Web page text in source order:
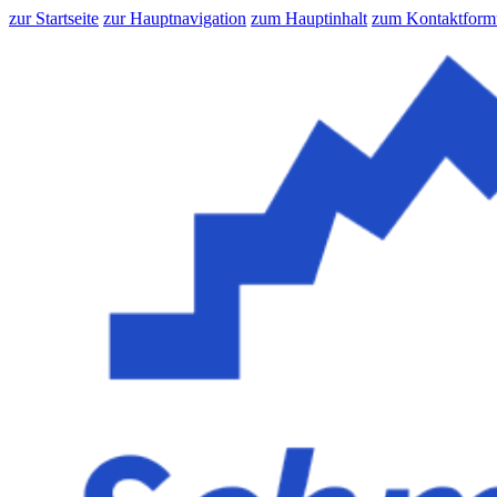
zur Startseite zur Hauptnavigation zum Hauptinhalt zum